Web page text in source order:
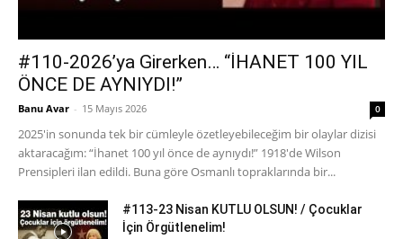
#110-2026’ya Girerken… “İHANET 100 YIL
ÖNCE DE AYNIYDI!”
Banu Avar - 15 Mayıs 2026 0
2025'in sonunda tek bir cümleyle özetleyebileceğim bir olaylar dizisi
aktaracağım: “İhanet 100 yıl önce de aynıydı!” 1918'de Wilson
Prensipleri ilan edildi. Buna göre Osmanlı topraklarında bir...
#113-23 Nisan KUTLU OLSUN! / Çocuklar
İçin Örgütlenelim!